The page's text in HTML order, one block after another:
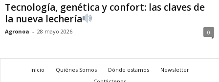
Tecnología, genética y confort: las claves de
la nueva lechería
Agronoa - 28 mayo 2026 0
Inicio Quiénes Somos Dónde estamos
Newsletter